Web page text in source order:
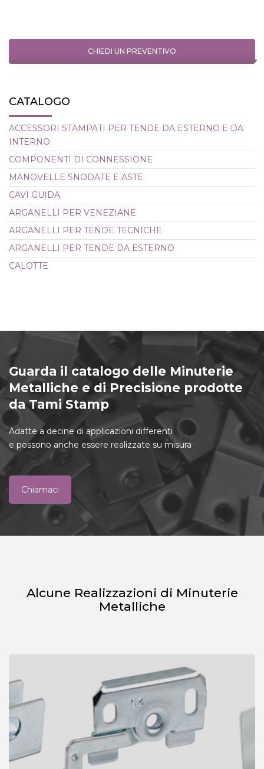
CHIEDI UN PREVENTIVO
CATALOGO
ACCESSORI STAMPATI PER TENDE DA ESTERNO E DA
INTERNO
COMPONENTI DI CONNESSIONE
MANOVELLE SNODATE E ASTE
CAVI GUIDA
ARGANELLI PER VENEZIANE
ARGANELLI PER TENDE TECNICHE
ARGANELLI PER TENDE DA ESTERNO
CALOTTE
Guarda il catalogo delle Minuterie
Metalliche e di Precisione prodotte
da Tami Stamp
Adatte a decine di applicazioni differenti
e possono anche essere realizzate su misura
Chiamaci
Alcune Realizzazioni di Minuterie
Metalliche